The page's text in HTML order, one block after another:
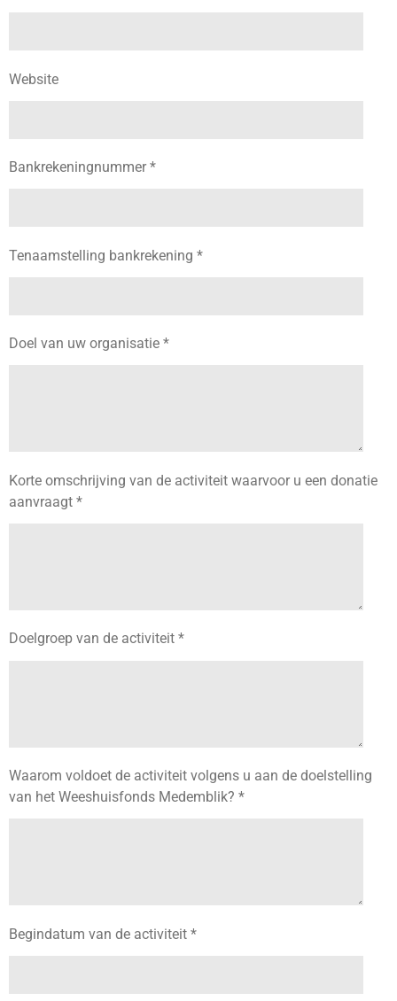
Website
Bankrekeningnummer *
Tenaamstelling bankrekening *
Doel van uw organisatie *
Korte omschrijving van de activiteit waarvoor u een donatie
aanvraagt *
Doelgroep van de activiteit *
Waarom voldoet de activiteit volgens u aan de doelstelling
van het Weeshuisfonds Medemblik? *
Begindatum van de activiteit *